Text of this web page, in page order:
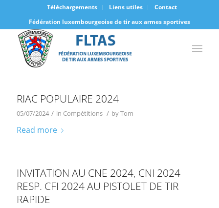
Téléchargements Liens utiles
Contact
Fédération luxembourgeoise de tir aux armes sportives
RIAC POPULAIRE 2024
05/07/2024 / in Compétitions / byTom
Read more
INVITATION AU CNE 2024, CNI 2024
RESP. CFI 2024 AU PISTOLET DE TIR
RAPIDE